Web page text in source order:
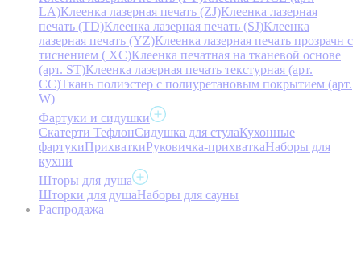
LA)Клеенка лазерная печать (ZJ)Клеенка лазерная
печать (TD)Клеенка лазерная печать (SJ)Клеенка
лазерная печать (YZ)Клеенка лазерная печать прозрачн с
тиснением ( XC)Клеенка печатная на тканевой основе
(арт. ST)Клеенка лазерная печать текстурная (арт.
CC)Ткань полиэстер с полиуретановым покрытием (арт.
W)
Фартуки и сидушки
Скатерти ТефлонСидушка для стулаКухонные
фартукиПрихваткиРуковичка-прихваткаНаборы для
кухни
Шторы для душа
Шторки для душаНаборы для сауны
Распродажа